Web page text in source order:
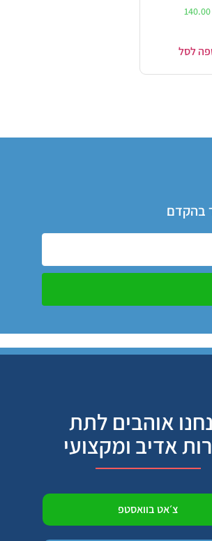
140.00
לסל
בהקדם
אוהבים לתת
אדיב ומקצועי
צ׳אט בוואסטפ